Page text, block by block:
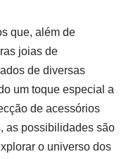
que, além de
joias de
de diversas
um toque especial a
de acessórios
as possibilidades são
o universo dos